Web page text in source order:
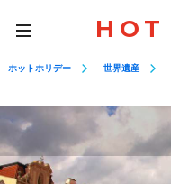
toggle
navigation
HOT
ホットホリデー 世界遺産